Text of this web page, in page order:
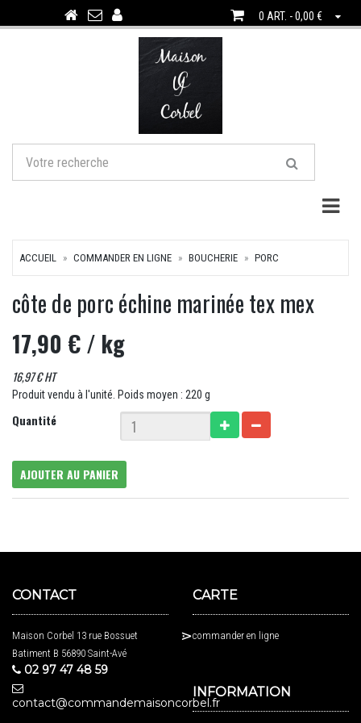
0 ART. - 0,00 €
ACCUEIL COMMANDER EN LIGNE BOUCHERIE PORC
côte de porc échine marinée tex mex
17,90 €/ kg
16,97 € HT
Produit vendu à l'unité. Poids moyen : 220 g
Quantité
AJOUTER AU PANIER
CONTACT
Maison Corbel 13 rue Bossuet
Batiment B 56890 Saint-Avé
02 97 47 48 59
contact@commandemaisoncorbel.fr
CARTE
commander en ligne
INFORMATION